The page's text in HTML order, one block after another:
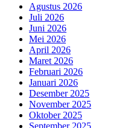
Agustus 2026
Juli 2026
Juni 2026
Mei 2026
April 2026
Maret 2026
Februari 2026
Januari 2026
Desember 2025
November 2025
Oktober 2025
September 2025